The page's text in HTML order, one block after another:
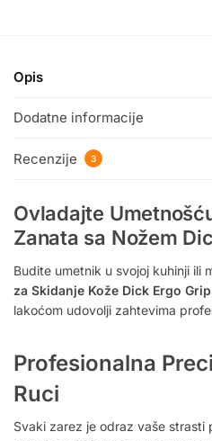
Opis
Dodatne informacije
Recenzije 3
Ovladajte
Zanata sa Nožem
Budite umetnik u svojoj kuhinji ili
za Skidanje Kože Dick Ergo Grip
lakoćom udovolji zahtevima
Profesionalna
Ruci
Svaki zarez je odraz vaše strasti